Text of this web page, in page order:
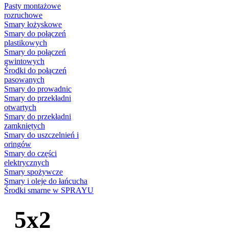
Pasty montażowe
rozruchowe
Smary łożyskowe
Smary do połączeń
plastikowych
Smary do połączeń
gwintowych
Środki do połączeń
pasowanych
Smary do prowadnic
Smary do przekładni
otwartych
Smary do przekładni
zamkniętych
Smary do uszczelnień i
oringów
Smary do części
elektrycznych
Smary spożywcze
Smary i oleje do łańcucha
Środki smarne w SPRAYU
5x2